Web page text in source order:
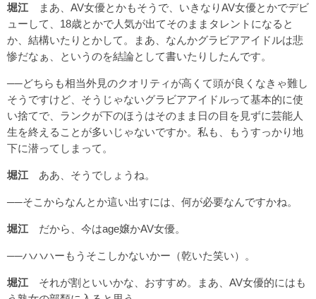
堀江 まあ、AV女優とかもそうで、いきなりAV女優とかでデビ
ューして、18歳とかで人気が出てそのままタレントになると
か、結構いたりとかして。まあ、なんかグラビアアイドルは悲
惨だなぁ、というのを結論として書いたりしたんです。
──どちらも相当外見のクオリティが高くて頭が良くなきゃ難し
そうですけど、そうじゃないグラビアアイドルって基本的に使
い捨てで、ランクが下のほうはそのまま日の目を見ずに芸能人
生を終えることが多いじゃないですか。私も、もうすっかり地
下に潜ってしまって。
堀江 ああ、そうでしょうね。
──そこからなんとか這い出すには、何が必要なんですかね。
堀江 だから、今はage嬢かAV女優。
──ハハハーもうそこしかないかー（乾いた笑い）。
堀江 それが割といいかな、おすすめ。まあ、AV女優的にはも